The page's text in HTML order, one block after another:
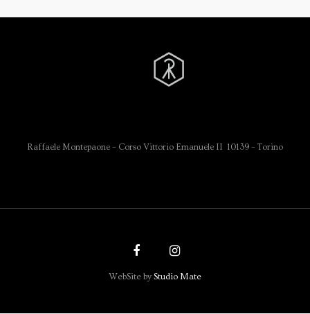
Raffaele Montepaone – Corso Vittorio Emanuele II 10139 – Torino
WebSite by Studio Mate